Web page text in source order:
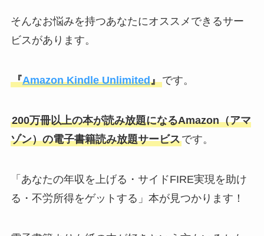
そんなお悩みを持つあなたにオススメできるサー
ビスがあります。
『Amazon Kindle Unlimited』です。
200万冊以上の本が読み放題になるAmazon（アマ
ゾン）の電子書籍読み放題サービスです。
「あなたの年収を上げる・サイドFIRE実現を助け
る・不労所得をゲットする」本が見つかります！